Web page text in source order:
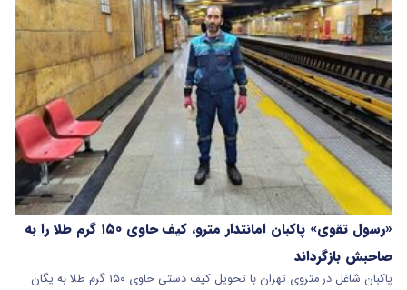
«رسول تقوی» پاکبان امانتدار مترو، کیف حاوی ۱۵۰ گرم طلا را به
صاحبش بازگرداند
پاکبان شاغل در متروی تهران با تحویل کیف دستی حاوی ۱۵۰ گرم طلا به یگان